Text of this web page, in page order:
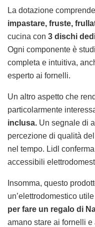
La dotazione comprende
impastare, fruste,
cucina con 3 dischi
Ogni componente è
completa e intuitiva,
esperto ai fornelli.
Un altro aspetto che
particolarmente
inclusa. Un segnale di
percezione di qualità
nel tempo. Lidl
accessibili
Insomma, questo
un’elettrodomestico
per fare un regalo di
amano stare ai fornelli